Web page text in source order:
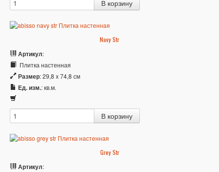
Navy Str
Артикул:
Плитка настенная
Размер: 29,8 x 74,8 см
Ед. изм.: кв.м.
Grey Str
Артикул: